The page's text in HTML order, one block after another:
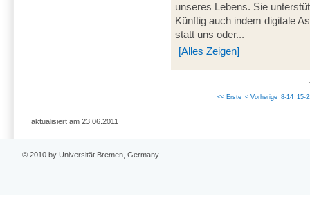
unseres Lebens. Sie
Künftig auch indem digitale
statt uns oder...
[Alles Zeigen]
<< Erste < Vorherige 8-14 15-
aktualisiert am 23.06.2011
© 2010 by Universität Bremen, Germany